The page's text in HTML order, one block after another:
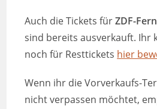
Auch die Tickets fürZDF-
sind bereits ausverkauft. Ihr
noch für Resttickets hier
Wenn ihr die Vorverkaufs-
nicht verpassen möchtet,